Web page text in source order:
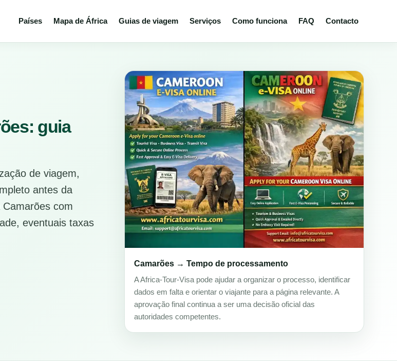
Países Mapa de África Guias de viagem Serviços Como funciona FAQ Contacto
guia
de viagem,
antes da
com
eventuais taxas
Camarões → Tempo de processamento
A Africa-Tour-Visa pode ajudar a organizar o processo, identificar
dados em falta e orientar o viajante para a página relevante. A
aprovação final continua a ser uma decisão oficial das
autoridades competentes.